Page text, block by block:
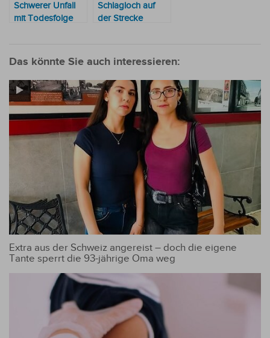
Schwerer Unfall
mit Todesfolge
Schlagloch auf
der Strecke
verursacht
Das könnte Sie auch interessieren:
Extra aus der Schweiz angereist – doch die eigene
Tante sperrt die 93-jährige Oma weg